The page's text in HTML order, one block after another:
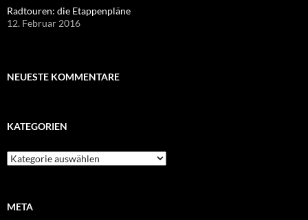
Radtouren: die Etappenpläne
12. Februar 2016
NEUESTE KOMMENTARE
KATEGORIEN
Kategorien
META